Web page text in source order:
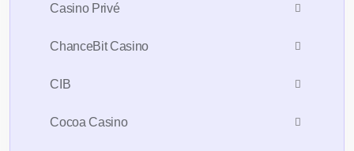
Casino Privé
ChanceBit Casino
CIB
Cocoa Casino